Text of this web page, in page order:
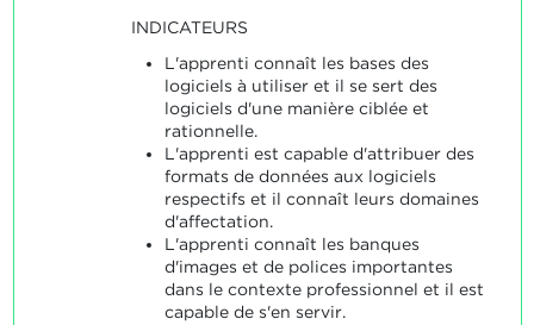
INDICATEURS
L'apprenti connaît les bases des
logiciels à utiliser et il se sert des
logiciels d'une manière ciblée et
rationnelle.
L'apprenti est capable d'attribuer des
formats de données aux logiciels
respectifs et il connaît leurs domaines
d'affectation.
L'apprenti connaît les banques
d'images et de polices importantes
dans le contexte professionnel et il est
capable de s'en servir.